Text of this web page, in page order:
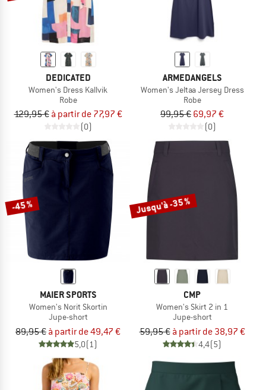
DEDICATED
Women's Dress Kallvik
Robe
129,95 € à partir de 77,97 €
(0)
ARMEDANGELS
Women's Jeltaa Jersey Dress
Robe
99,95 € 69,97 €
(0)
-45 %
MAIER SPORTS
Women's Norit Skortin
Jupe-short
89,95 € à partir de 49,47 €
5,0(1)
Jusqu'à -35 %
CMP
Women's Skirt 2 in 1
Jupe-short
59,95 € à partir de 38,97 €
4,4(5)